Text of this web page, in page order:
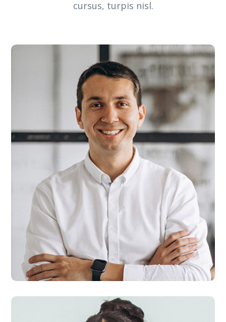
cursus, turpis nisl.